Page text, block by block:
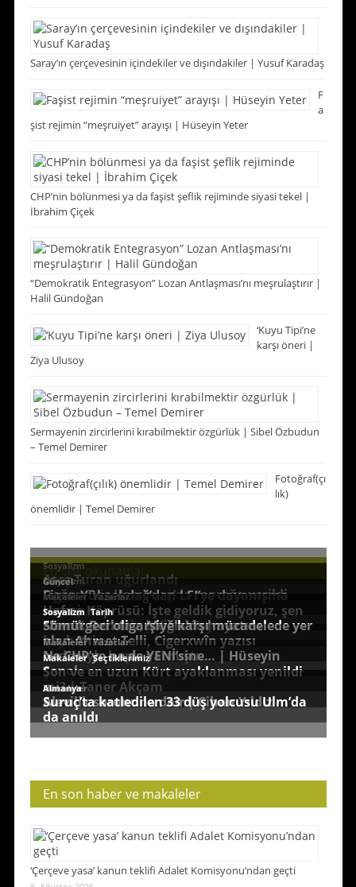
Saray’ın çerçevesinin içindekiler ve dışındakiler | Yusuf Karadaş
F
a
şist rejimin “meşruiyet” arayışı | Hüseyin Yeter
CHP’nin bölünmesi ya da faşist şeflik rejiminde siyasi tekel |
İbrahim Çiçek
“Demokratik Entegrasyon” Lozan Antlaşması’nı meşrulaştırır |
Halil Gündoğan
‘Kuyu Tipi’ne
karşı öneri |
Ziya Ulusoy
Sermayenin zircirlerini kırabilmektir özgürlük | Sibel Özbudun
– Temel Demirer
Fotoğraf(çı
lık)
önemlidir | Temel Demirer
En çok okunanlar
En son haber ve makaleler
‘Çerçeve yasa’ kanun teklifi Adalet Komisyonu’ndan geçti